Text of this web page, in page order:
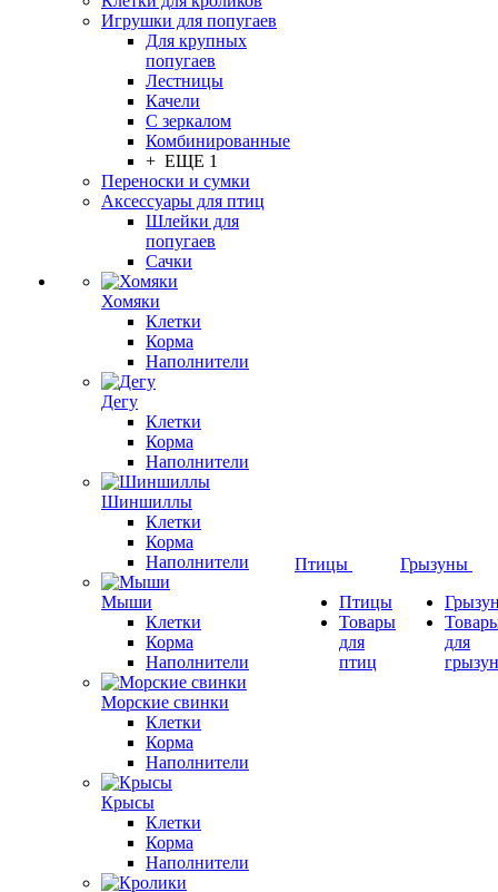
Игрушки для попугаев
Для крупных
попугаев
Лестницы
Качели
С зеркалом
Комбинированные
+ ЕЩЕ 1
Переноски и сумки
Аксессуары для птиц
Шлейки для
попугаев
Сачки
Хомяки
Клетки
Корма
Наполнители
Дегу
Клетки
Корма
Наполнители
Шиншиллы
Клетки
Корма
Наполнители
Мыши
Клетки
Корма
Наполнители
Морские свинки
Клетки
Корма
Наполнители
Крысы
Клетки
Корма
Наполнители
Птицы
Птицы
Товары
для
птиц
Грызуны
для